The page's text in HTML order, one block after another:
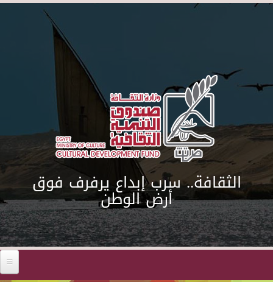
Skip to main content
الثقافة.. سرب إبداع يرفرف فوق
أرض الوطن